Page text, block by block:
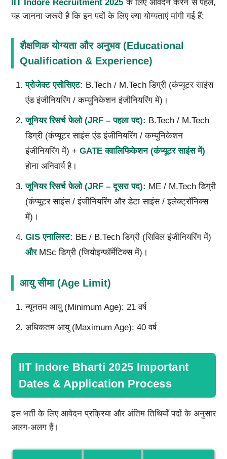
IIT Indore Recruitment 2025 के लिए आवेदन करने से पहले,
यह जानना जरूरी है कि इन पदों के लिए क्या योग्यताएं मांगी गई हैं:
शैक्षणिक योग्यता और अनुभव (Educational
Qualification & Experience)
प्रोजेक्ट एसोसिएट: B.Tech / M.Tech डिग्री (कंप्यूटर साइंस
एंड इंजीनियरिंग / कम्युनिकेशन इंजीनियरिंग में)।
जूनियर रिसर्च फेलो (JRF –पहला पद): B.Tech / M.Tech
डिग्री (कंप्यूटर साइंस एंड इंजीनियरिंग / कम्युनिकेशन
इंजीनियरिंग में) + GATEक्वालिफिकेशन (कंप्यूटर साइंस में)
होना अनिवार्य है।
जूनियर रिसर्च फेलो (JRF –दूसरा पद): ME / M.Tech डिग्री
(कंप्यूटर साइंस / इंजीनियरिंग और डेटा साइंस / इलेक्ट्रॉनिक्स
में)।
GISएनालिस्ट: BE / B.Tech डिग्री (सिविल इंजीनियरिंग में)
औरMSc डिग्री (जियोइन्फॉर्मेटिक्स में)।
आयु सीमा (Age Limit)
न्यूनतम आयु (Minimum Age): 21 वर्ष
अधिकतम आयु (Maximum Age): 40 वर्ष
IIT Indore Bharti 2025 Important
Dates & Application Process
इस भर्ती के लिए आवेदन प्रक्रिया और अंतिम तिथियाँ पदों के अनुसार
अलग-अलग हैं।